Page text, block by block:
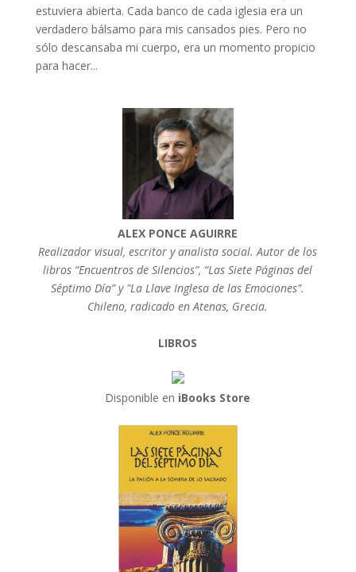
estuviera abierta. Cada banco de cada iglesia era un
verdadero bálsamo para mis cansados pies. Pero no
sólo descansaba mi cuerpo, era un momento propicio
para hacer...
ALEX PONCE AGUIRRE
Realizador visual, escritor y analista social. Autor de los
libros “Encuentros de Silencios”, “Las Siete Páginas del
Séptimo Día” y "La Llave Inglesa de las Emociones".
Chileno, radicado en Atenas, Grecia.
LIBROS
Disponible en iBooks Store